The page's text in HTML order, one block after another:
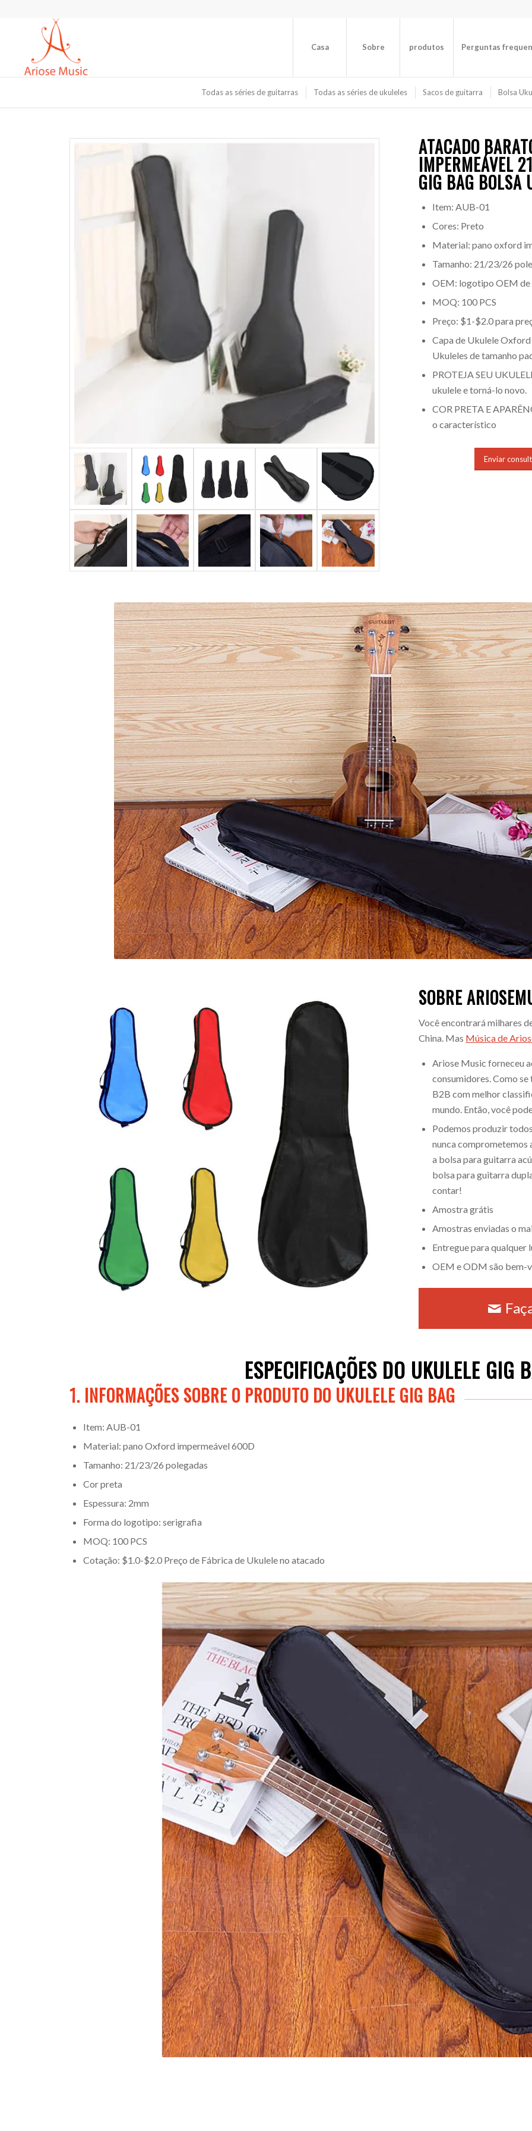
Casa Sobre produtos Perguntas
Todas as séries de guitarras Todas as séries de ukuleles Sacos de guitarra Bolsa
ATACADO
IMPERMEÁVEL
GIG BAG BOLSA
Item: AUB-01
Cores: Preto
Material:pano oxford
Tamanho: 21/23/26
OEM: logotipo OEM de
MOQ: 100 PCS
Preço: $1-$2.0 para
Capa de Ukulele
Ukuleles de tamanho
PROTEJA SEU
ukulele e torná-lo novo.
COR PRETA E
o característico
Enviar
SOBRE
Você encontrará milhares
China. Mas Música de
Ariose Music forneceu
consumidores. Como
B2B com melhor
mundo. Então, você
Podemos produzir
nunca comprometemos
a bolsa para guitarra
bolsa para guitarra
contar!
Amostra grátis
Amostras enviadas o
Entregue para qualquer
OEM e ODM são bem-
ESPECIFICAÇÕES DO UKULELE GIG
1. INFORMAÇÕES SOBRE O PRODUTO DO UKULELE GIG BAG
Item: AUB-01
Material: pano Oxford impermeável 600D
Tamanho: 21/23/26 polegadas
Cor preta
Espessura: 2mm
Forma do logotipo: serigrafia
MOQ: 100 PCS
Cotação: $1.0-$2.0 Preço de Fábrica de Ukulele no atacado